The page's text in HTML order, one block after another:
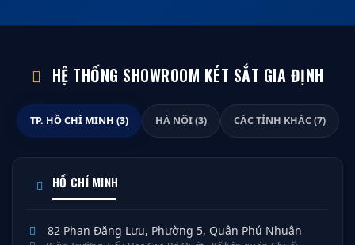
HỆ THỐNG SHOWROOM KÉT SẮT GIA ĐỊNH
TP. HỒ CHÍ MINH (3) HÀ NỘI (3) CÁC TỈNH KHÁC (7)
HỒ CHÍ MINH
82 Phan Đăng Lưu, Phường 5, Quận Phú Nhuận